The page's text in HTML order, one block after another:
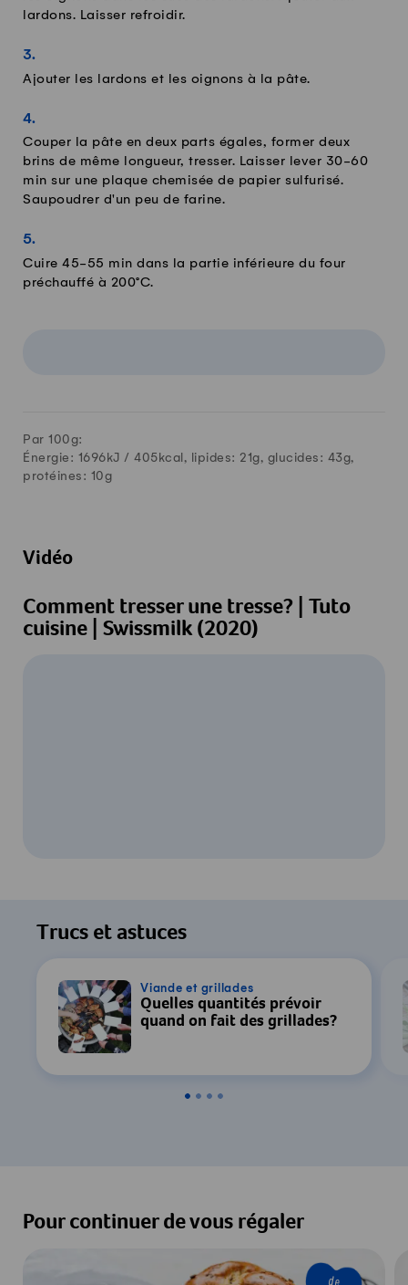
lardons. Laisser refroidir.
Ajouter les lardons et les oignons à la pâte.
Couper la pâte en deux parts égales, former deux
brins de même longueur, tresser. Laisser lever 30-60
min sur une plaque chemisée de papier sulfurisé.
Saupoudrer d'un peu de farine.
Cuire 45-55 min dans la partie inférieure du four
préchauffé à 200°C.
Par 100g:
Énergie: 1696kJ / 405 kcal, lipides: 21g, glucides: 43g,
protéines: 10g
Vidéo
Comment tresser une tresse? | Tuto
cuisine | Swissmilk (2020)
consentement au traitement des données
par YouTube est requis. Pour plus de
confidentialité
Accepter & Afficher
Trucs et astuces
Viande et grillades
Quelles quantités prévoir
quand on fait des grillades?
Pour continuer de vous régaler